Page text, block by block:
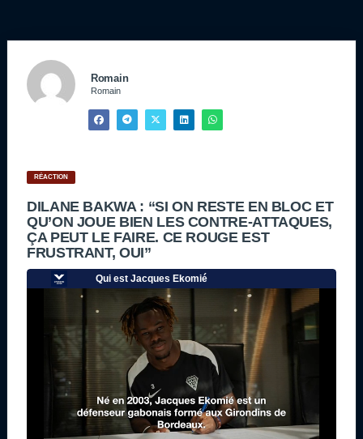
Romain
Romain
RÉACTION
DILANE BAKWA : “SI ON RESTE EN BLOC ET
QU’ON JOUE BIEN LES CONTRE-ATTAQUES,
ÇA PEUT LE FAIRE. CE ROUGE EST
FRUSTRANT, OUI”